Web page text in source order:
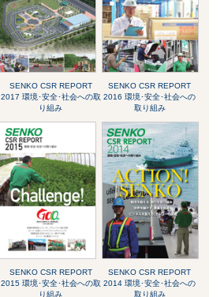
SENKO CSR REPORT
2017 環境･安全･社会への取
り組み
SENKO CSR REPORT
2016 環境･安全･社会への
取り組み
SENKO CSR REPORT
2015 環境･安全･社会への取
り組み
SENKO CSR REPORT
2014 環境･安全･社会への
取り組み